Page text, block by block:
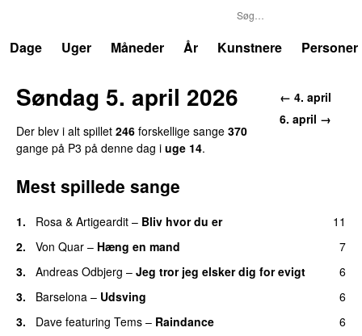
Dage
Uger Måneder År Kunstnere Personer
← 4. april
6. april →
Søndag 5. april 2026
Der blev i alt spillet 246 forskellige sange 370
gange på P3 på denne dag i uge 14.
Mest spillede sange
1. Rosa & Artigeardit – Bliv hvor du er
11
2.
Von Quar – Hæng en mand
7
3.
Andreas Odbjerg – Jeg tror jeg elsker dig for evigt
6
3.
Barselona – Udsving
6
3.
Dave featuring Tems – Raindance
6